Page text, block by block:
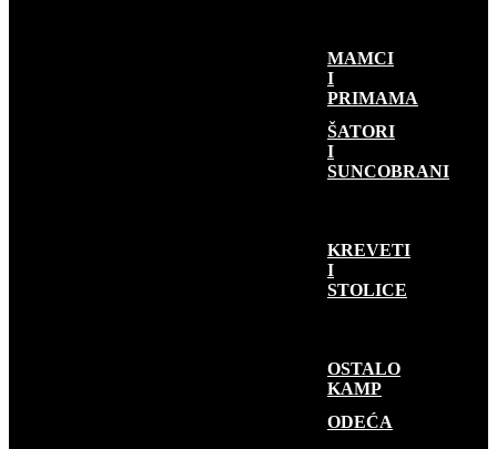
MAMCI
I
PRIMAMA
KAMP OPREMA
ŠATORI
I
SUNCOBRANI
KREVETI
I
STOLICE
OSTALO
KAMP
ODEĆA